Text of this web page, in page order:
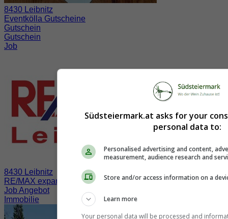
8430 Leibnitz
Eventkölla Gutscheine
Gutschein
Gutschein
Job
8430 Leibnitz
RE/MAX expandiert in der Südsteiermark
Job Angebot
Immobilie
Südsteiermark.at asks for your
personal data to:
Personalised advertising and content,
measurement, audience research and
Store and/or access information on a
Learn more
Your personal data will be processed and